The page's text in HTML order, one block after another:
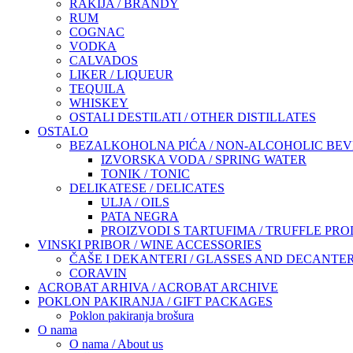
RAKIJA / BRANDY
RUM
COGNAC
VODKA
CALVADOS
LIKER / LIQUEUR
TEQUILA
WHISKEY
OSTALI DESTILATI / OTHER DISTILLATES
OSTALO
BEZALKOHOLNA PIĆA / NON-ALCOHOLIC
IZVORSKA VODA / SPRING WATER
TONIK / TONIC
DELIKATESE / DELICATES
ULJA / OILS
PATA NEGRA
PROIZVODI S TARTUFIMA / TRUFFLE
VINSKI PRIBOR / WINE ACCESSORIES
ČAŠE I DEKANTERI / GLASSES AND
CORAVIN
ACROBAT ARHIVA / ACROBAT ARCHIVE
POKLON PAKIRANJA / GIFT PACKAGES
Poklon pakiranja brošura
O nama
O nama / About us